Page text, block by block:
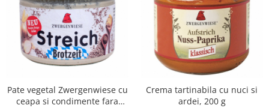
Pate vegetal Zwergenwiese cu
ceapa si condimente fara
Crema tartinabila cu nuci si
ardei, 200 g